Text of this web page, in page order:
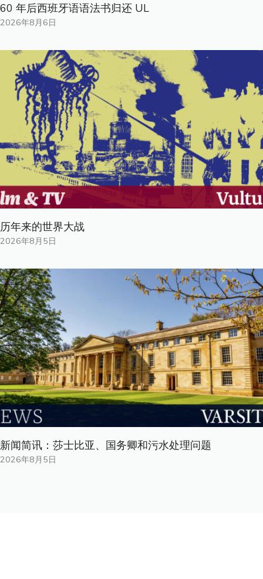
60 年后西班牙语语法书归还 UL
2026年8月6日
历年来的世界大战
2026年8月5日
新闻简讯：莎士比亚、国务卿和污水处理问题
2026年8月5日